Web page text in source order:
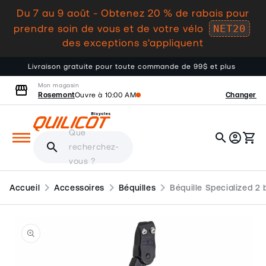
Du 7 au 9 août - Obtenez 20 % de rabais pour
prendre soin de vous et de votre vélo
NET20
des exceptions s'appliquent
Livraison gratuite pour toute commande de 99$ et plus
Mon magasin
storefront RosemontOuvre à 10:00 AM Changer
search
Que
recherchez-
vous ?
search account_circleshopping_cart
Panier
Accueil chevron_rightAccessoires chevron_right Béquilles chevron_right Béquille Specialized 2